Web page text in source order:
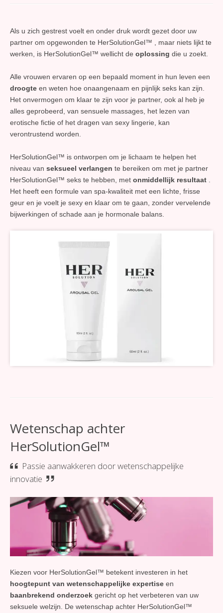
Als u zich gestrest voelt en onder druk wordt gezet door uw
partner om opgewonden te HerSolutionGel™ , maar niets lijkt te
werken, is HerSolutionGel™ wellicht de oplossing die u zoekt.
Alle vrouwen ervaren op een bepaald moment in hun leven een
droogte en weten hoe onaangenaam en pijnlijk seks kan zijn.
Het onvermogen om klaar te zijn voor je partner, ook al heb je
alles geprobeerd, van sensuele massages, het lezen van
erotische fictie of het dragen van sexy lingerie, kan
verontrustend worden.
HerSolutionGel™ is ontworpen om je lichaam te helpen het
niveau van seksueel verlangen te bereiken om met je partner
HerSolutionGel™ seks te hebben, met onmiddellijk resultaat
Het heeft een formule van spa-kwaliteit met een lichte, frisse
geur en je voelt je sexy en klaar om te gaan, zonder vervelende
bijwerkingen of schade aan je hormonale balans.
Wetenschap achter
HerSolutionGel™
Passie aanwakkeren door wetenschappelijke
innovatie
Kiezen voor HerSolutionGel™ betekent investeren in het
hoogtepunt van wetenschappelijke expertise en
baanbrekend onderzoek gericht op het verbeteren van uw
seksuele welzijn. De wetenschap achter HerSolutionGel™